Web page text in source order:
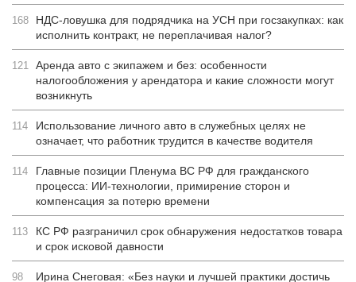
168
НДС-ловушка для подрядчика на УСН при госзакупках: как
исполнить контракт, не переплачивая налог?
121 Аренда авто с экипажем и без: особенности
налогообложения у арендатора и какие сложности могут
возникнуть
114
Использование личного авто в служебных целях не
означает, что работник трудится в качестве водителя
114
Главные позиции Пленума ВС РФ для гражданского
процесса: ИИ-технологии, примирение сторон и
компенсация за потерю времени
113
КС РФ разграничил срок обнаружения недостатков товара
и срок исковой давности
98 Ирина Снеговая: «Без науки и лучшей практики достичь